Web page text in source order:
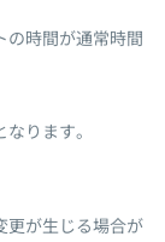
の時間が通常時間
ります。
更が生じる場合が